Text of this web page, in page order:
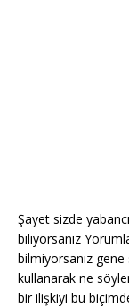
Şayet sizde
biliyorsanız
bilmiyorsanız
kullanarak ne
bir ilişkiyi bu